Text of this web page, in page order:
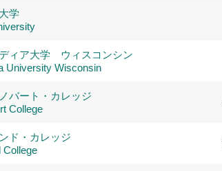
学
ィア大学 ウィスコンシン
University Wisconsin
バート・カレッジ
College
ド・カレッジ
College